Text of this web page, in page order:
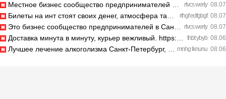
rfvcs werty 08.07
Местное бизнес сообщество предпринимателей в Санкт-Петербург…
rthgf edfgbgf 08.07
Билеты на инт стоят своих денег, атмосфера там просто непере…
rfvcs werty 08.07
Это бизнес сообщество предпринимателей в Санкт-Петербурге эк…
thbt ybyb 08.06
Доставка минута в минуту, курьер вежливый. https://legaldir.…
mnhg lknunu 08.06
Лучшее лечение алкоголизма Санкт-Петербург, специалисты букв…